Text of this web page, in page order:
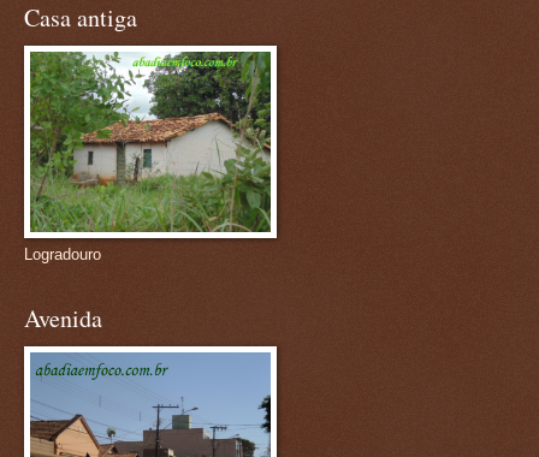
Casa antiga
Logradouro
Avenida